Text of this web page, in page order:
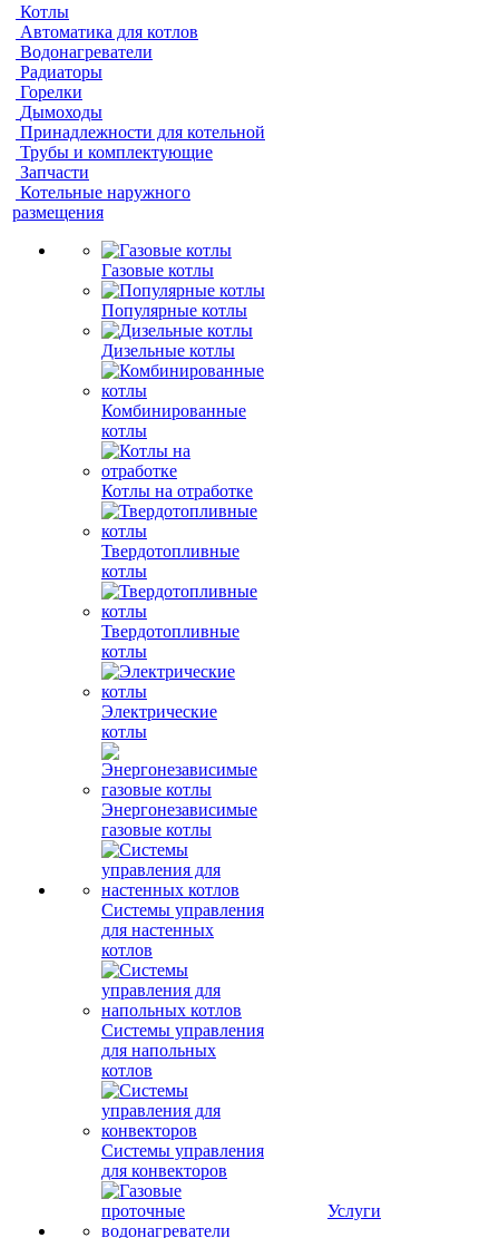
Котлы
Автоматика для котлов
Водонагреватели
Радиаторы
Горелки
Дымоходы
Принадлежности для котельной
Трубы и комплектующие
Запчасти
Котельные наружного
размещения
Газовые котлы
Популярные котлы
Дизельные котлы
Комбинированные
котлы
Котлы на отработке
Твердотопливные
котлы
Твердотопливные
котлы
Электрические
котлы
Энергонезависимые
газовые котлы
Системы управления
для настенных
котлов
Системы управления
для напольных
котлов
Системы управления
для конвекторов
Услуги